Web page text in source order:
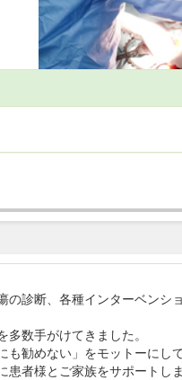
の診断、各種インターベンシ
数手がけてきました。
も勧めない」をモットーにし
者様とご家族をサポートしま